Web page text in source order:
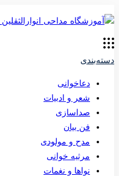
دسته‌بندی
دعاخوانی
شعر و ادبیات
صداسازی
فن بیان
مدح و مولودی
مرثیه خوانی
نواها و نغمات